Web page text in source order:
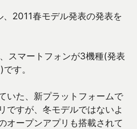
2011春モデル発表の発表を
スマートフォンが3機種(発表
す。
いた、新プラットフォームで
ですが、冬モデルではないよ
オープンアプリも搭載されて